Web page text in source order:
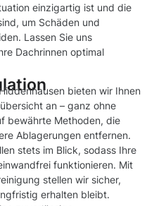
einzigartig ist und die
um Schäden und
Lassen Sie uns
Dachrinnen optimal
bieten wir Ihnen
an – ganz ohne
bewährte Methoden, die
Ablagerungen entfernen.
stets im Blick, sodass Ihre
funktionieren. Mit
stellen wir sicher,
erhalten bleibt.